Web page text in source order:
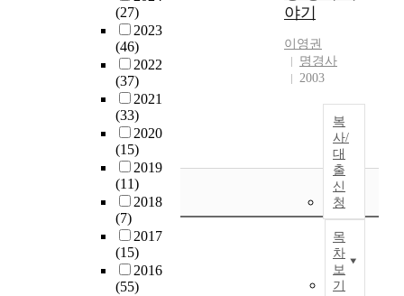
(27)
2023
(46)
2022
(37)
2021
(33)
2020
(15)
2019
(11)
2018
(7)
2017
(15)
2016
(55)
야기
이영권
명경사
2003
복
사/
대
출
신
청
목
차
보
기